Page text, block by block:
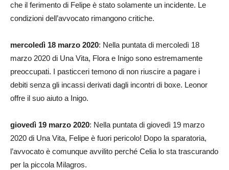
che il ferimento di Felipe è stato solamente un incidente. Le
condizioni dell’avvocato rimangono critiche.
mercoledì 18 marzo 2020: Nella puntata di mercoledì 18
marzo 2020 di Una Vita, Flora e Inigo sono estremamente
preoccupati. I pasticceri temono di non riuscire a pagare i
debiti senza gli incassi derivati dagli incontri di boxe. Leonor
offre il suo aiuto a Inigo.
giovedì 19 marzo 2020: Nella puntata di giovedì 19 marzo
2020 di Una Vita, Felipe è fuori pericolo! Dopo la sparatoria,
l’avvocato è comunque avvilito perché Celia lo sta trascurando
per la piccola Milagros.